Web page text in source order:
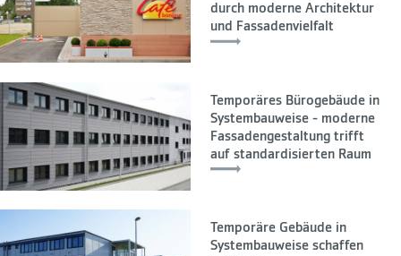
durch moderne Architektur
und Fassadenvielfalt
Temporäres Bürogebäude in
Systembauweise - moderne
Fassadengestaltung trifft
auf standardisierten Raum
Temporäre Gebäude in
Systembauweise schaffen